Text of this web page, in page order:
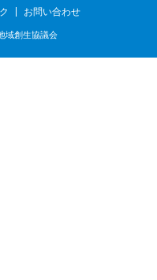
お問い合わせ
域創生協議会